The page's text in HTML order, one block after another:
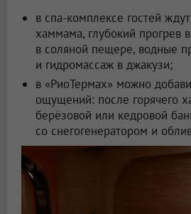
в спа-комплексе гостей
хаммама, глубокий прогрев
в соляной пещере, водные
и гидромассаж в джакузи;
в «РиоТермах» можно
ощущений: после горячего
берёзовой или кедровой
со снегогенератором и